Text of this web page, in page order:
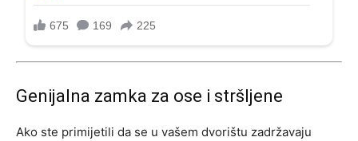
Genijalna zamka za ose i stršljene
Ako ste primijetili da se u vašem dvorištu zadržavaju